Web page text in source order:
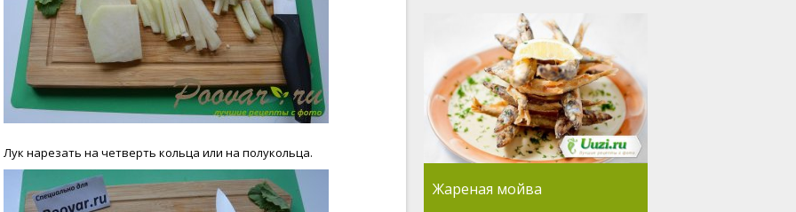
Лук нарезать на четверть кольца или на полукольца.
Жареная мойва